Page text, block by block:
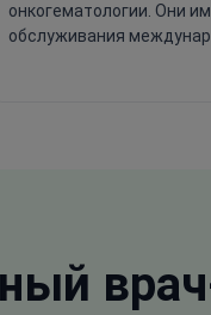
онкогематологии. Они
обслуживания